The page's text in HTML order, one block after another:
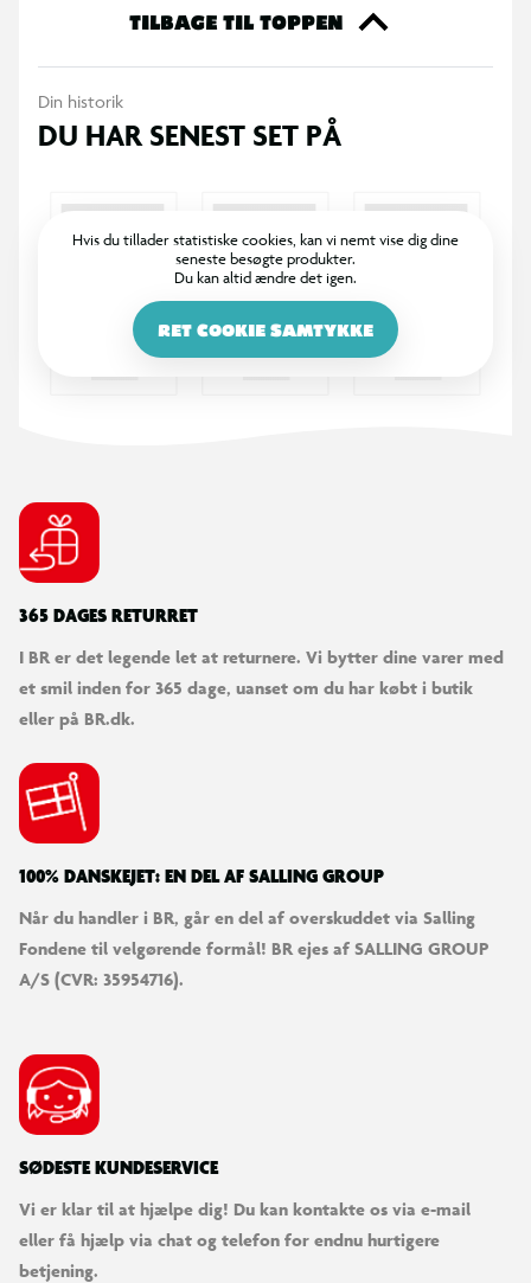
ekstra til din samling eller til at give den perfekte gave til en
TILBAGE TIL TOPPEN
Din historik
DU HAR SENEST SET PÅ
Hvis du tillader statistiske cookies, kan vi nemt vise dig dine
seneste besøgte produkter.
Du kan altid ændre det igen.
RET COOKIE SAMTYKKE
365 DAGES RETURRET
I BR er det legende let at returnere. Vi bytter dine varer med
et smil inden for 365 dage, uanset om du har købt i butik
eller på BR.dk.
100% DANSKEJET: EN DEL AF SALLING GROUP
Når du handler i BR, går en del af overskuddet via Salling
Fondene til velgørende formål! BR ejes af SALLING GROUP
A/S (CVR: 35954716).
SØDESTE KUNDESERVICE
Vi er klar til at hjælpe dig! Du kan kontakte os via e-mail
eller få hjælp via chat og telefon for endnu hurtigere
betjening.